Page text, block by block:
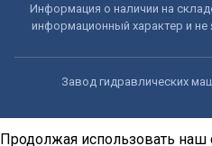
Информация о наличии на
информационный характер и не
Завод гидравлических
Продолжая использовать наш